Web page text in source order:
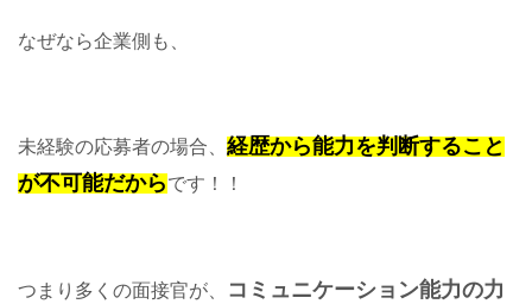
なぜなら企業側も、
未経験の応募者の場合、 経歴から能力を判断すること
が不可能だからです！！
つまり多くの面接官が、
コミュニケーション能力の力